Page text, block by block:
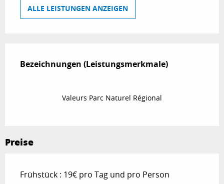
ALLE LEISTUNGEN ANZEIGEN
Bezeichnungen (Leistungsmerkmale)
Bezeichnungen (Leistungsmerkmale)
Valeurs Parc Naturel Régional
Preise
Frühstück : 19€ pro Tag und pro Person